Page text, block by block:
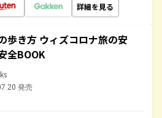
詳細を見る
歩き方 ウィズコロナ旅の安
全BOOK
発売